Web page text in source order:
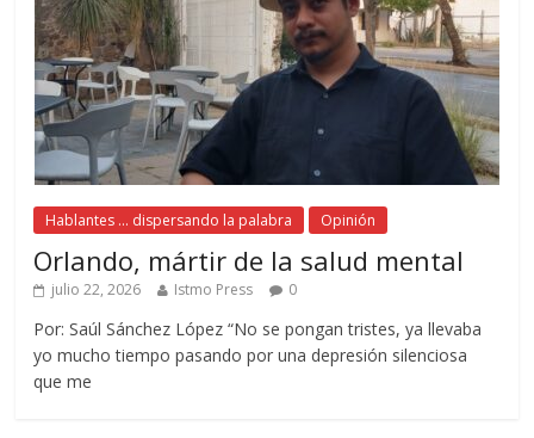
Hablantes ... dispersando la palabra Opinión
Orlando, mártir de la salud mental
julio 22, 2026 Istmo Press 0
Por: Saúl Sánchez López “No se pongan tristes, ya llevaba
yo mucho tiempo pasando por una depresión silenciosa
que me